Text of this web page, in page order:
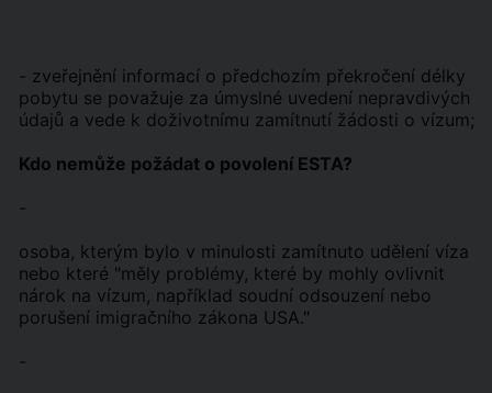
- zveřejnění informací o předchozím překročení délky
pobytu se považuje za úmyslné uvedení nepravdivých
údajů a vede k doživotnímu zamítnutí žádosti o vízum;
Kdo nemůže požádat o povolení ESTA?
-
osoba, kterým bylo v minulosti zamítnuto udělení víza
nebo které "měly problémy, které by mohly ovlivnit
nárok na vízum, například soudní odsouzení nebo
porušení imigračního zákona USA."
-